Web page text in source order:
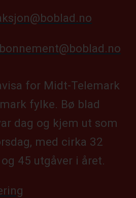
for Midt-Telemark
fylke. Bø blad
dag og kjem ut som
med cirka 32
45 utgåver i året.